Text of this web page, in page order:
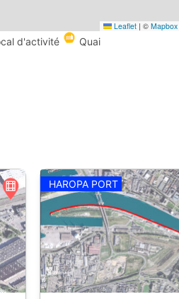
Leaflet | © Mapbox
d'activité Quai
HAROPA PORT